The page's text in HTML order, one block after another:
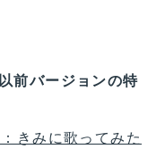
前バージョンの特
きみに歌ってみた